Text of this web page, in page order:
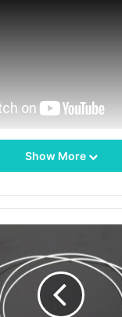
源は高性能半導体レー
専門的に設計された
ます。医療研究、ファ
他の製造テストでの
Show More